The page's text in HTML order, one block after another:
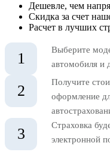
Дешевле, чем
Скидка за счет
Расчет в лучших
1
Выберите
автомобиля и
2
Получите
оформление
3
Страховка
электронной